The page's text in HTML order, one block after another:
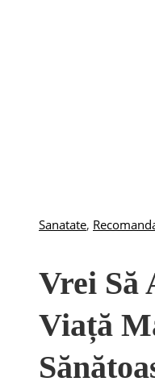
Sanatate,
Vrei Să
Viață